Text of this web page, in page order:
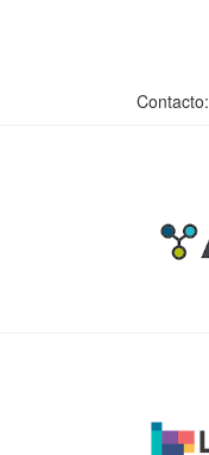
Contacto: